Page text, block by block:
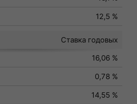
12,5 %
Ставка годовых
16,06 %
0,78 %
14,55 %